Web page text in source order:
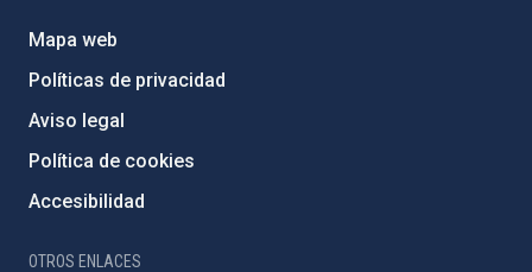
Mapa web
Políticas de privacidad
Aviso legal
Política de cookies
Accesibilidad
OTROS ENLACES